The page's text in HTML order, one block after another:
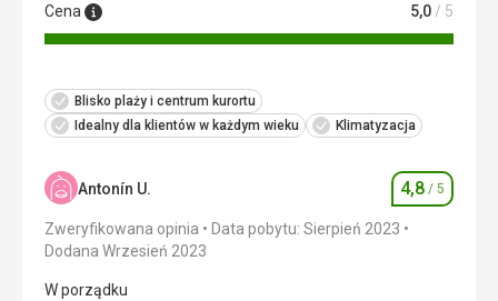
Cena 5,0 / 5
Blisko plaży i centrum kurortu
Idealny dla klientów w każdym wieku
Klimatyzacja
Antonín U. Ocena
4,8 / 5
Zweryfikowana opinia
Data pobytu: Sierpień 2023
Dodana Wrzesień 2023
W porządku